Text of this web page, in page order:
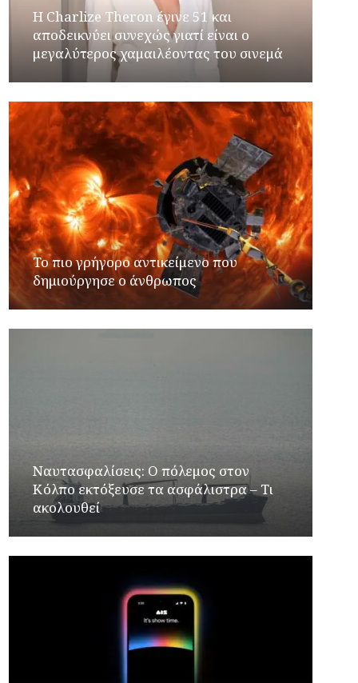
Η Charlize Theron έγινε 51 και
αποδεικνύει συνεχώς γιατί είναι ο
μεγαλύτερος χαμαιλέοντας του σινεμά
Το πιο γρήγορο αντικείμενο που
δημιούργησε ο άνθρωπος
Ναυτασφαλίσεις: Ο πόλεμος στον
Κόλπο εκτόξευσε τα ασφάλιστρα – Τι
ακολουθεί